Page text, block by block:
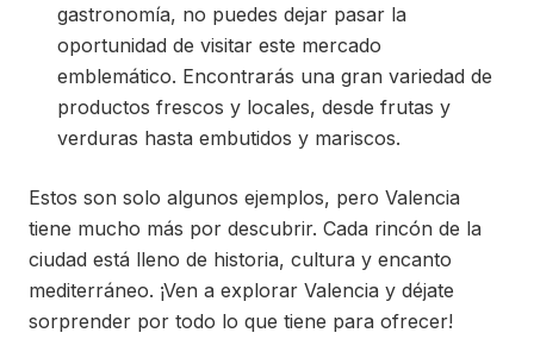
gastronomía, no puedes dejar pasar la
oportunidad de visitar este mercado
emblemático. Encontrarás una gran variedad de
productos frescos y locales, desde frutas y
verduras hasta embutidos y mariscos.
Estos son solo algunos ejemplos, pero Valencia
tiene mucho más por descubrir. Cada rincón de la
ciudad está lleno de historia, cultura y encanto
mediterráneo. ¡Ven a explorar Valencia y déjate
sorprender por todo lo que tiene para ofrecer!